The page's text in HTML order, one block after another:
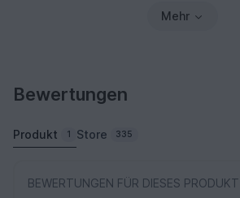
Mehr
Bewertungen
Produkt 1 Store 335
BEWERTUNGEN FÜR DIESES PRODUKT